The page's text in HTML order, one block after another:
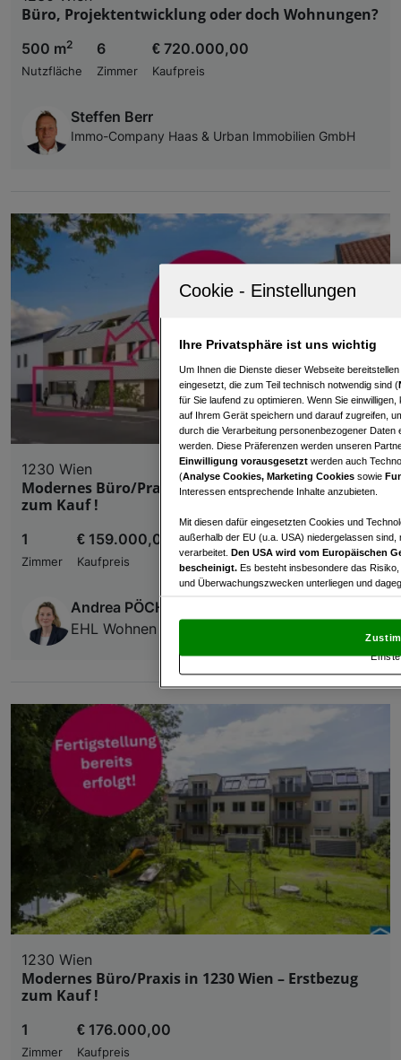
Büro, Projektentwicklung oder doch Wohnungen?
500 m2
Nutzfläche
6
Zimmer
€ 720.000,00
Kaufpreis
Steffen Berr
Immo-Company Haas & Urban Immobilien GmbH
1230 Wien
Modernes Büro/Praxis in 1230 Wien – Erstbezug
zum Kauf !
1
Zimmer
€ 159.000,00
Kaufpreis
Andrea PÖCHHACKER; MSc
EHL Wohnen GmbH
1230 Wien
Modernes Büro/Praxis in 1230 Wien – Erstbezug
zum Kauf !
1
Zimmer
€ 176.000,00
Kaufpreis
Ihre Privatsphäre ist uns wichtig
Um Ihnen die Dienste dieser Webseite
eingesetzt, die zum Teil technisch notwendig sind (
für Sie laufend zu optimieren. Wenn Sie
auf Ihrem Gerät speichern und darauf zugreifen,
durch die Verarbeitung personenbezogener
werden. Diese Präferenzen werden unseren
Einwilligung vorausgesetzt werden auch
(Analyse Cookies, Marketing Cookies sowie
Interessen entsprechende Inhalte anzubieten.
Mit diesen dafür eingesetzten Cookies und
außerhalb der EU (u.a. USA) niedergelassen
verarbeitet. Den USA wird vom Europäischen
bescheinigt. Es besteht insbesondere das
und Überwachungszwecken unterliegen und
und Widerspruch gegen die Verarbeitung auf der
„Cookie Einstellungen“, die sich auf jeder Seite
Wir und unsere Partner verarbeiten
Verwendung genauer Standortdaten.
und der Performance von Inhalten,
Liste der Partner (Lieferanten)